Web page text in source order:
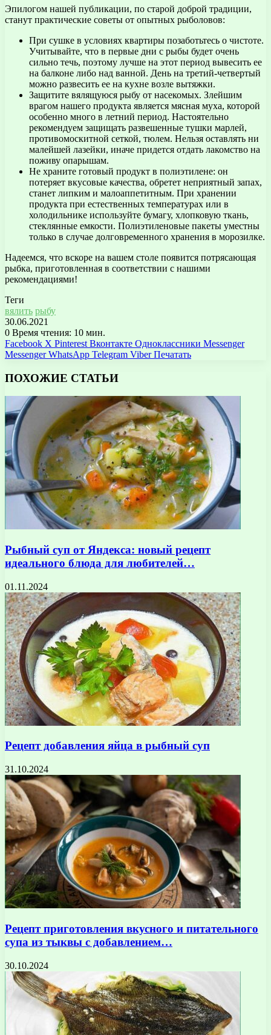
Эпилогом нашей публикации, по старой доброй традиции,
станут практические советы от опытных рыболовов:
При сушке в условиях квартиры позаботьтесь о чистоте.
Учитывайте, что в первые дни с рыбы будет очень
сильно течь, поэтому лучше на этот период вывесить ее
на балконе либо над ванной. День на третий-четвертый
можно развесить ее на кухне возле вытяжки.
Защитите вялящуюся рыбу от насекомых. Злейшим
врагом нашего продукта является мясная муха, которой
особенно много в летний период. Настоятельно
рекомендуем защищать развешенные тушки марлей,
противомоскитной сеткой, тюлем. Нельзя оставлять ни
малейшей лазейки, иначе придется отдать лакомство на
поживу опарышам.
Не храните готовый продукт в полиэтилене: он
потеряет вкусовые качества, обретет неприятный запах,
станет липким и малоаппетитным. При хранении
продукта при естественных температурах или в
холодильнике используйте бумагу, хлопковую ткань,
стеклянные емкости. Полиэтиленовые пакеты уместны
только в случае долговременного хранения в морозилке.
Надеемся, что вскоре на вашем столе появится потрясающая
рыбка, приготовленная в соответствии с нашими
рекомендациями!
Теги
вялить рыбу
30.06.2021
0 Время чтения: 10 мин.
Facebook X Pinterest Вконтакте Одноклассники Messenger
Messenger WhatsApp Telegram Viber Печатать
ПОХОЖИЕ СТАТЬИ
Рыбный суп от Яндекса: новый рецепт
идеального блюда для любителей…
01.11.2024
Рецепт добавления яйца в рыбный суп
31.10.2024
Рецепт приготовления вкусного и питательного
супа из тыквы с добавлением…
30.10.2024